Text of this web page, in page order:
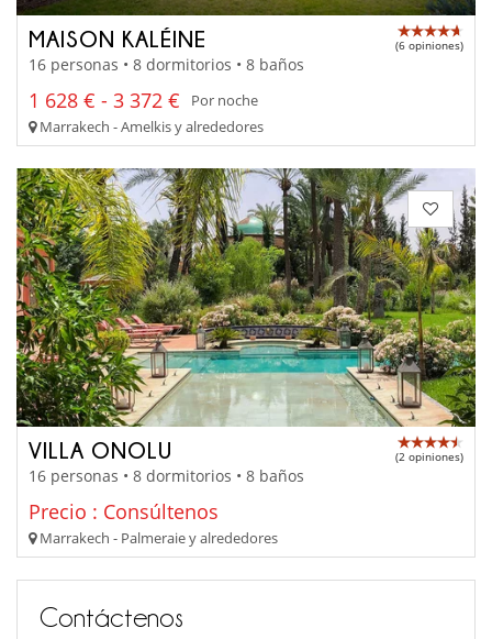
MAISON KALÉINE (6 opiniones)
16 personas • 8 dormitorios • 8 baños
1 628 € - 3 372 €
Por noche
Marrakech - Amelkis y alrededores
VILLA ONOLU (2 opiniones)
16 personas • 8 dormitorios • 8 baños
Precio : Consúltenos
Marrakech - Palmeraie y alrededores
Contáctenos